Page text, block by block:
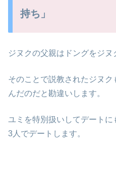
持ち」
ジヌクの父親はドングをジヌ
そのことで説教されたジヌ
んだのだと勘違いします。
ユミを特別扱いしてデート
3人でデートします。